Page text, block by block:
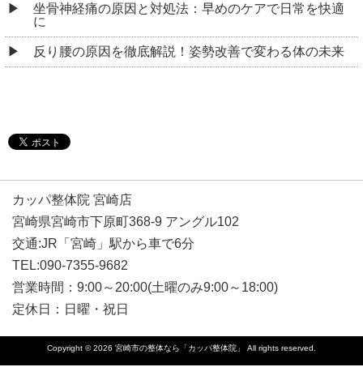
坐骨神経痛の原因と対処法：早めのケアで日常を快適
に
反り腰の原因を徹底解説！姿勢改善で変わる体の未来
カッパ整体院 宮崎店
宮崎県宮崎市下原町368-9 アングル102
交通:JR「宮崎」駅から車で6分
TEL:090-7355-9682
営業時間：9:00～20:00(土曜のみ9:00～18:00)
定休日：日曜・祝日
Copyright © 2026 宮崎市の整体なら「カッパ整体院」 All rights reserved.